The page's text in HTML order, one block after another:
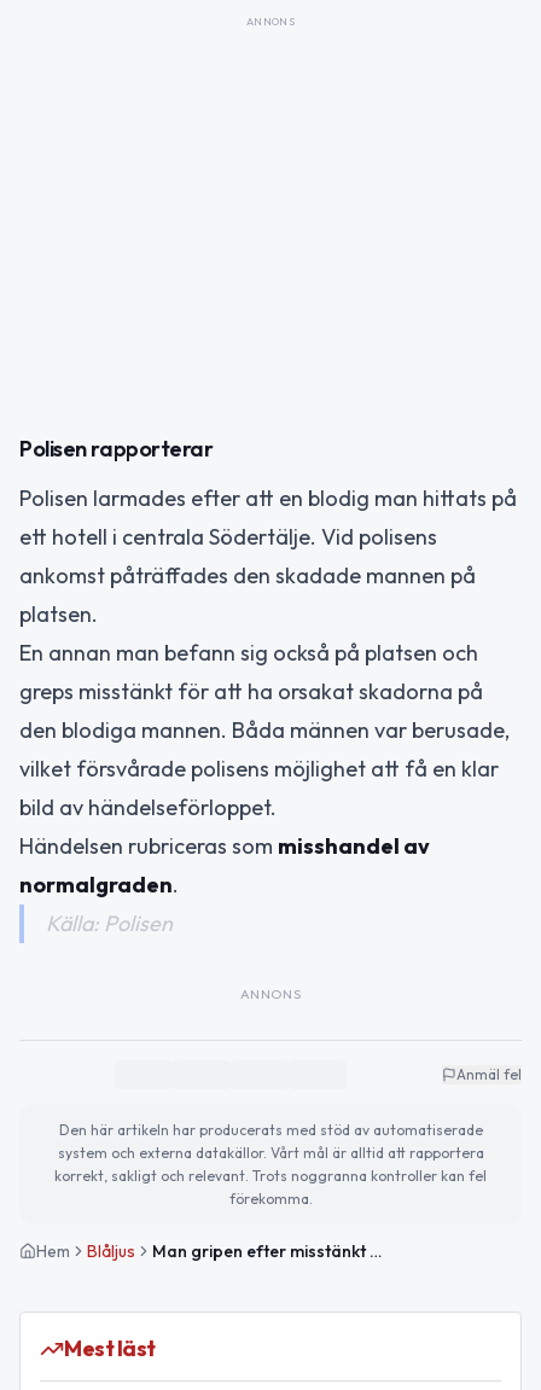
ANNONS
Polisen rapporterar
Polisen larmades efter att en blodig man hittats på
ett hotell i centrala Södertälje. Vid polisens
ankomst påträffades den skadade mannen på
platsen.
En annan man befann sig också på platsen och
greps misstänkt för att ha orsakat skadorna på
den blodiga mannen. Båda männen var berusade,
vilket försvårade polisens möjlighet att få en klar
bild av händelseförloppet.
Händelsen rubriceras som misshandel av
normalgraden.
Källa: Polisen
ANNONS
Anmäl fel
Den här artikeln har producerats med stöd av automatiserade
system och externa datakällor. Vårt mål är alltid att rapportera
korrekt, sakligt och relevant. Trots noggranna kontroller kan fel
förekomma.
Hem Blåljus Man gripen efter misstänkt misshandel på hotell i centrala Södertälje
Mest läst